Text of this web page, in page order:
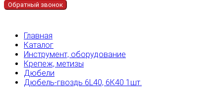
Обратный звонок
Главная
Каталог
Инструмент, оборудование
Крепеж, метизы
Дюбели
Дюбель-гвоздь 6L40, 6К40 1шт.